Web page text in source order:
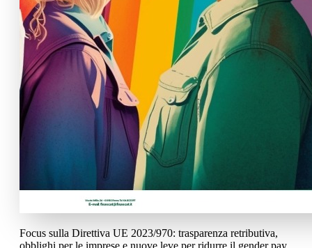
Focus sulla Direttiva UE 2023/970: trasparenza retributiva,
obblighi per le imprese e nuove leve per ridurre il gender pay